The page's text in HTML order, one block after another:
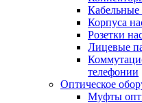
Кабельные
Корпуса
Розетки
Лицевые
телефонии
Оптическое
Муфты